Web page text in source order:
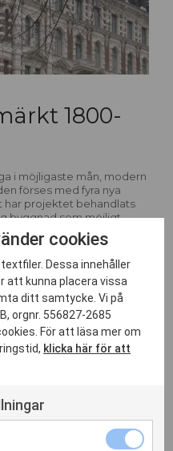
1800-
i möjligaste mån, modern
förses med fyra nya
har projektet behandlats
byggnad som möjligt.
Hans Göransson.
cookies
Dessa innehåller
att kunna placera vissa
ditt samtycke. Vi på
orgnr. 556827-2685
För att läsa mer om
klicka här för att